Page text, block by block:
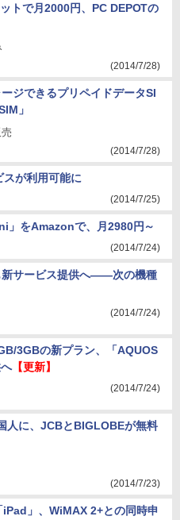
トで月2000円、PC DEPOTの
(2014/7/28)
ジできるプリペイドデータSI
」
(2014/7/28)
が利用可能に
(2014/7/25)
」をAmazonで、月2980円～
(2014/7/24)
サービス提供へ――次の機種
(2014/7/24)
3GBの新プラン、「AQUOS
【更新】
(2014/7/24)
人に、JCBとBIGLOBEが無料
(2014/7/23)
」、WiMAX 2+との同時申